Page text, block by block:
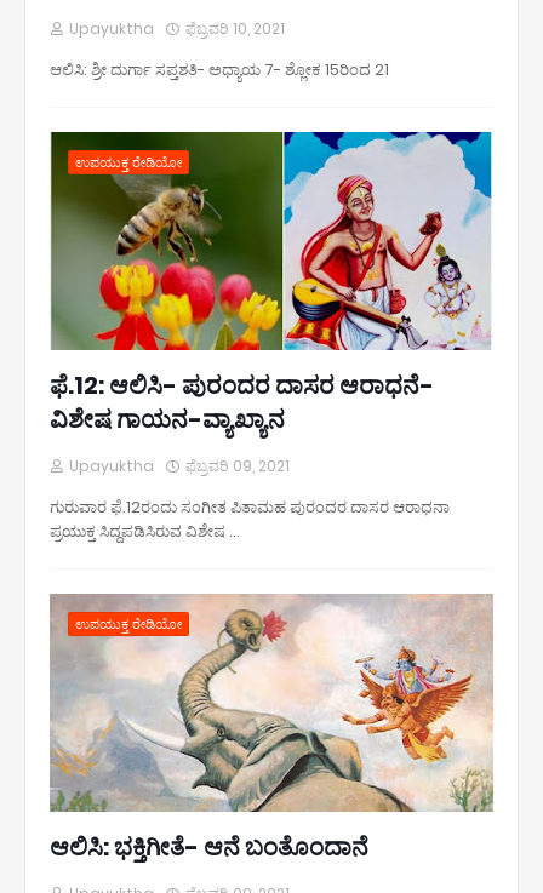
Upayuktha ಫೆಬ್ರವರಿ 10, 2021
ಆಲಿಸಿ: ಶ್ರೀ ದುರ್ಗಾ ಸಪ್ತಶತಿ- ಅಧ್ಯಾಯ 7- ಶ್ಲೋಕ 15ರಿಂದ 21
ಉಪಯುಕ್ತ ರೇಡಿಯೋ
ಫೆ.12: ಆಲಿಸಿ- ಪುರಂದರ ದಾಸರ ಆರಾಧನೆ-
ವಿಶೇಷ ಗಾಯನ-ವ್ಯಾಖ್ಯಾನ
Upayuktha ಫೆಬ್ರವರಿ 09, 2021
ಗುರುವಾರ ಫೆ.12ರಂದು ಸಂಗೀತ ಪಿತಾಮಹ ಪುರಂದರ ದಾಸರ ಆರಾಧನಾ
ಪ್ರಯುಕ್ತ ಸಿದ್ದಪಡಿಸಿರುವ ವಿಶೇಷ …
ಉಪಯುಕ್ತ ರೇಡಿಯೋ
ಆಲಿಸಿ: ಭಕ್ತಿಗೀತೆ- ಆನೆ ಬಂತೊಂದಾನೆ